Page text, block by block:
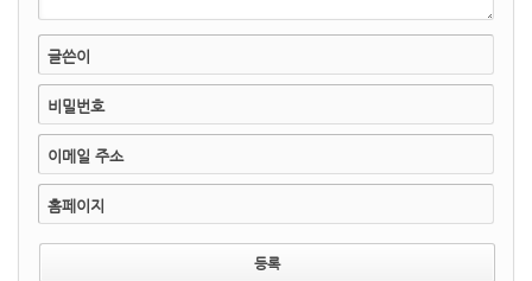
글쓴이
비밀번호
이메일 주소
홈페이지